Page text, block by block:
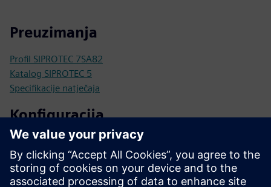
Preuzimanja
Profil SIPROTEC 7SA82
Katalog SIPROTEC 5
Specifikacije natječaja
Konfiguracija
SIPROTEC 5 konfigurator
SiePortal - Online trgovina